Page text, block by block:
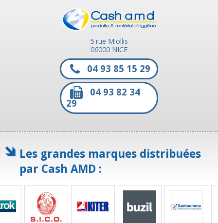
5 rue Miollis
06000 NICE
04 93 85 15 29
04 93 82 34
29
Les grandes marques distribuées
par Cash AMD :